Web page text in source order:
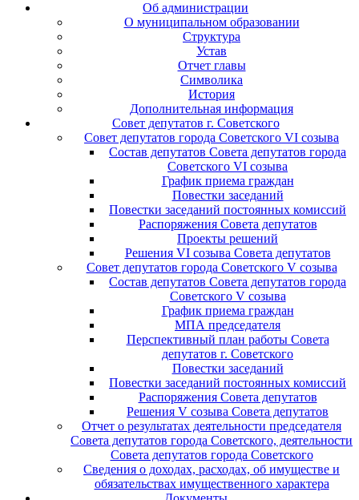
Об администрации
О муниципальном образовании
Структура
Устав
Отчет главы
Символика
История
Дополнительная информация
Совет депутатов г. Советского
Совет депутатов города Советского VI созыва
Состав депутатов Совета депутатов города
Советского VI созыва
График приема граждан
Повестки заседаний
Повестки заседаний постоянных комиссий
Распоряжения Совета депутатов
Проекты решений
Решения VI созыва Совета депутатов
Совет депутатов города Советского V созыва
Состав депутатов Совета депутатов города
Советского V созыва
График приема граждан
МПА председателя
Перспективный план работы Совета
депутатов г. Советского
Повестки заседаний
Повестки заседаний постоянных комиссий
Распоряжения Совета депутатов
Решения V созыва Совета депутатов
Отчет о результатах деятельности председателя
Совета депутатов города Советского, деятельности
Совета депутатов города Советского
Сведения о доходах, расходах, об имуществе и
обязательствах имущественного характера